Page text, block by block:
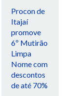
Procon de
Itajaí
promove
6º Mutirão
Limpa
Nome com
descontos
de até 70%